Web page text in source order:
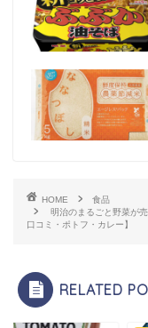
HOME
食品
明治のまるごと野菜が
口コミ・ポトフ・カレー】
RELATED